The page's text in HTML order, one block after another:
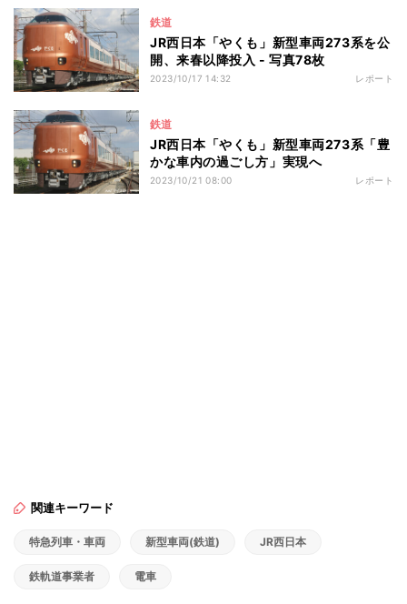
鉄道
JR西日本「やくも」新型車両273系を公
開、来春以降投入 - 写真78枚
2023/10/17 14:32 レポート
鉄道
JR西日本「やくも」新型車両273系「豊
かな車内の過ごし方」実現へ
2023/10/21 08:00 レポート
関連キーワード
特急列車・車両 新型車両(鉄道) JR西日本
鉄軌道事業者 電車